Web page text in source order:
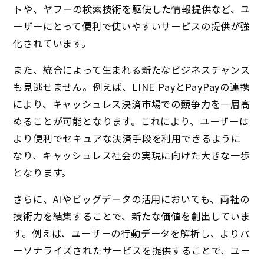
トや、ヤフーの検索技術を駆使した情報提供など、ユ
ーザーにとって便利で使いやすいサービスの提供が強
化されています。
また、統合によって生まれる新たなビジネスチャンス
も見逃せません。例えば、LINE PayとPayPayの連携
により、キャッシュレス決済市場での競争力を一層高
めることが可能となります。これにより、ユーザーは
より便利でセキュアな決済手段を利用できるように
なり、キャッシュレス社会の実現に向けた大きな一歩
となります。
さらに、AIやビッグデータの活用においても、両社の
技術力を結集することで、新たな価値を創出していま
す。例えば、ユーザーの行動データを解析し、よりパ
ーソナライズされたサービスを提供することで、ユー